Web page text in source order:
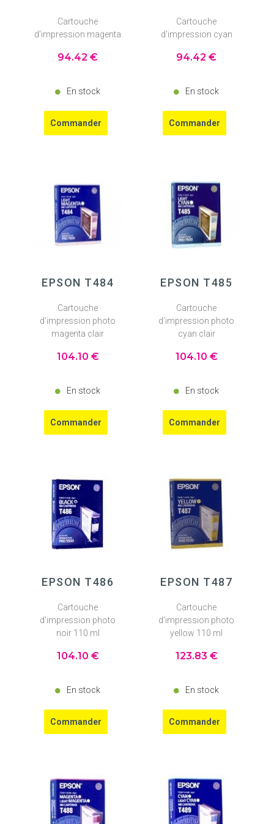
Cartouche
d'impression magenta
94.42 €
En stock
Cartouche
d'impression cyan
94.42 €
En stock
EPSON T484
Cartouche
d'impression photo
magenta clair
104.10 €
En stock
EPSON T485
Cartouche
d'impression photo
cyan clair
104.10 €
En stock
EPSON T486
Cartouche
d'impression photo
noir 110 ml
104.10 €
En stock
EPSON T487
Cartouche
d'impression photo
yellow 110 ml
123.83 €
En stock